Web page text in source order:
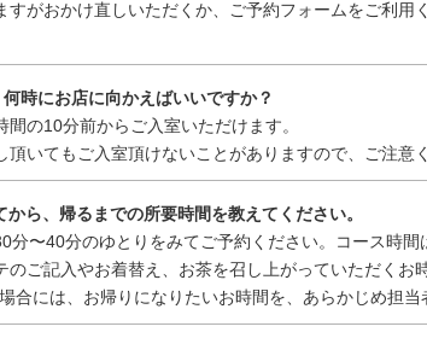
がおかけ直しいただくか、ご予約フォームをご利用
時にお店に向かえばいいですか？
の10分前からご入室いただけます。
いてもご入室頂けないことがありますので、ご注意
ら、帰るまでの所要時間を教えてください。
〜40分のゆとりをみてご予約ください。コース時間
ご記入やお着替え、お茶を召し上がっていただくお
合には、お帰りになりたいお時間を、あらかじめ担当